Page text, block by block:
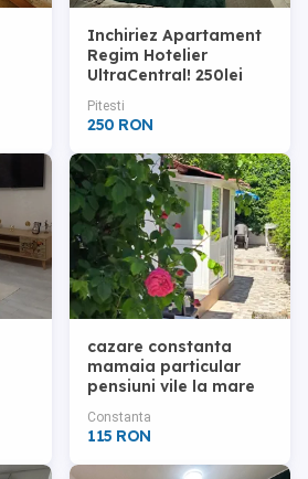
Inchiriez Apartament
Regim Hotelier
UltraCentral! 250lei
Pitesti
250 RON
cazare constanta
mamaia particular
pensiuni vile la mare
plaja ieftin oferte
hotel
Constanta
115 RON